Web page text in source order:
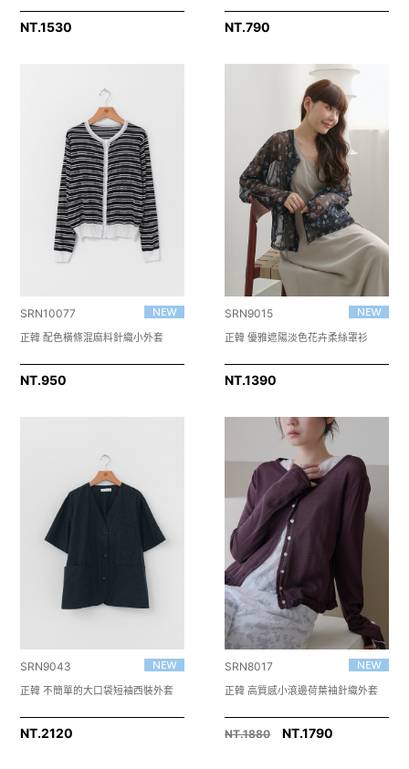
NT.1530 NT.790
SRN10077
正韓 配色橫條混麻料針織小外套
NT.950
SRN9015
正韓 優雅遮陽淡色花卉柔絲罩衫
NT.1390
SRN9043
正韓 不簡單的大口袋短袖西裝外套
NT.2120
SRN8017
正韓 高質感小滾邊荷葉袖針織外套
NT.1880 NT.1790